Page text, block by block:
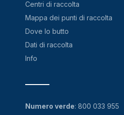
Centri di raccolta
Mappa dei punti di raccolta
Dove lo butto
Dati di raccolta
Info
Numero verde: 800 033 955